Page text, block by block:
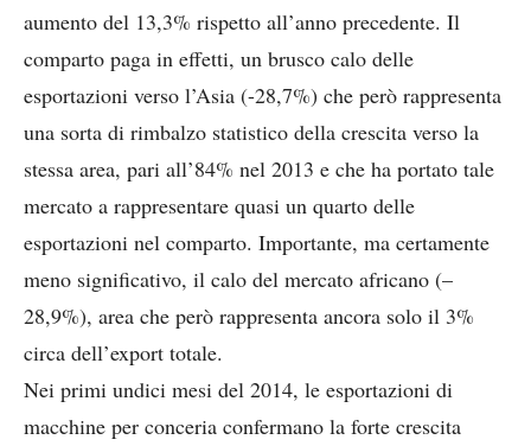
aumento del 13,3% rispetto all’anno precedente. Il
comparto paga in effetti, un brusco calo delle
esportazioni verso l’Asia (-28,7%) che però rappresenta
una sorta di rimbalzo statistico della crescita verso la
stessa area, pari all’84% nel 2013 e che ha portato tale
mercato a rappresentare quasi un quarto delle
esportazioni nel comparto. Importante, ma certamente
meno significativo, il calo del mercato africano (–
28,9%), area che però rappresenta ancora solo il 3%
circa dell’export totale.
Nei primi undici mesi del 2014, le esportazioni di
macchine per conceria confermano la forte crescita